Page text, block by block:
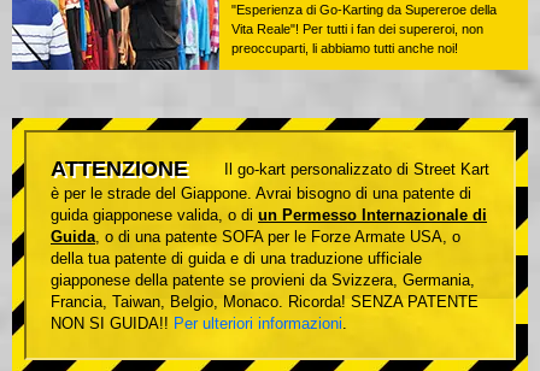
"Esperienza di Go-Karting da Supereroe della
Vita Reale"! Per tutti i fan dei supereroi, non
preoccuparti, li abbiamo tutti anche noi!
ATTENZIONE
Il go-kart personalizzato di Street Kart
è per le strade del Giappone. Avrai bisogno di una patente di
guida giapponese valida, o di un Permesso Internazionale di
Guida , o di una patente SOFA per le Forze Armate USA, o
della tua patente di guida e di una traduzione ufficiale
giapponese della patente se provieni da Svizzera, Germania,
Francia, Taiwan, Belgio, Monaco. Ricorda! SENZA PATENTE
NON SI GUIDA!! Per ulteriori informazioni